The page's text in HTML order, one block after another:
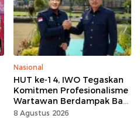
Nasional
HUT ke-14, IWO Tegaskan
Komitmen Profesionalisme
Wartawan Berdampak Bagi
Kebaikan Bangsa
8 Agustus 2026